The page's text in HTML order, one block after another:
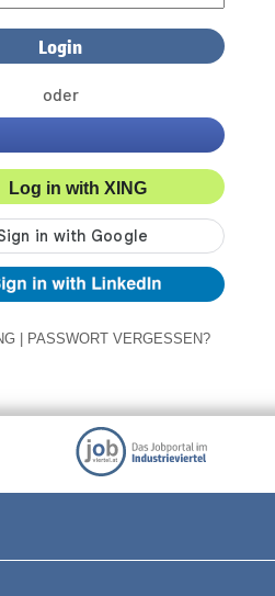
oder
Log in with XING
PASSWORT VERGESSEN?